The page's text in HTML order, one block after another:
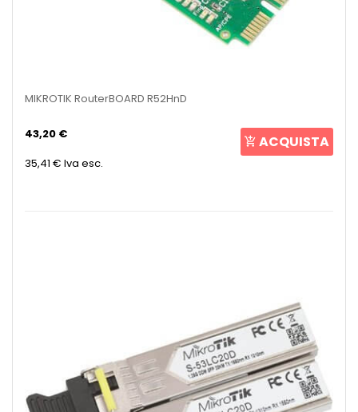
MIKROTIK RouterBOARD R52HnD
43,20 €
35,41 € Iva esc.
ACQUISTA